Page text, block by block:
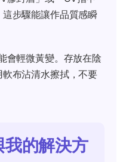
步驟能讓作品質感瞬
會輕微黃變。存放在陰
布沾清水擦拭，不要
的解決方